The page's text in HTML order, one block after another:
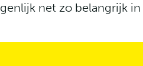
net zo belangrijk in